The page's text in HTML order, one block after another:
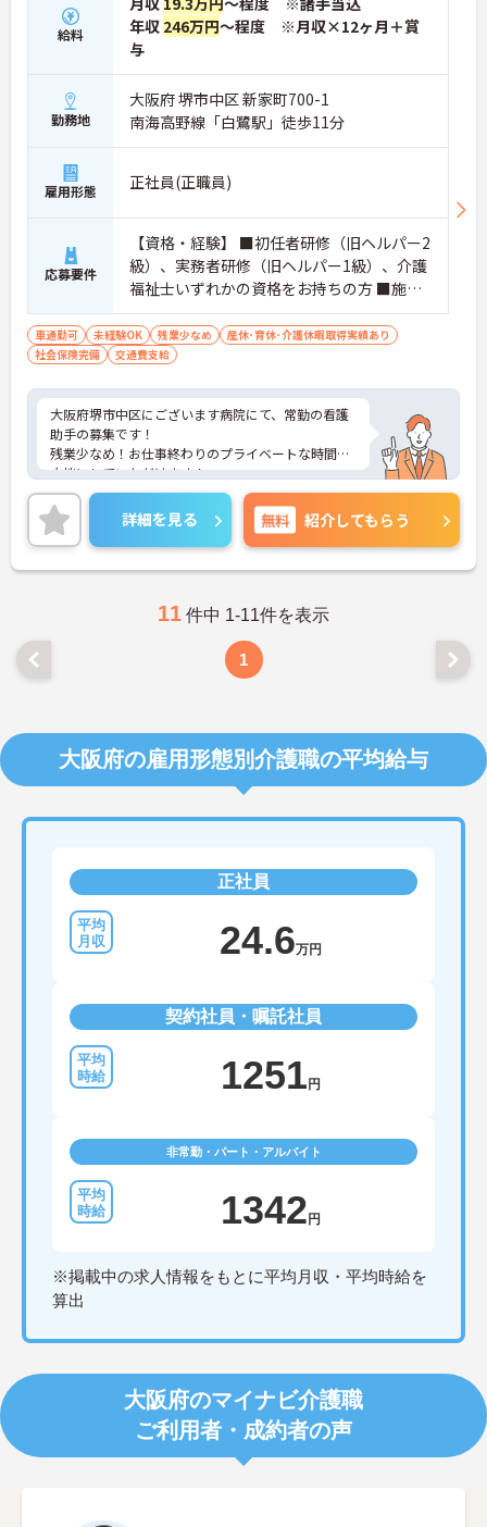
給料
年収 246万円～程度 ※月収×12ヶ月＋賞
与
勤務地
大阪府 堺市中区 新家町700-1
南海高野線「白鷺駅」徒歩11分
雇用形態 正社員(正職員)
応募要件
【資格・経験】 ■初任者研修（旧ヘルパー2
級）、実務者研修（旧ヘルパー1級）、介護
福祉士いずれかの資格をお持ちの方 ■施設
にて実務経験がある方
車通勤可 未経験OK 残業少なめ
産休･育休･介護休暇取得実績あり
社会保険完備
交通費支給
大阪府堺市中区にございます病院にて、常勤の看護
助手の募集です！
残業少なめ！お仕事終わりのプライベートな時間も
大拙にしていただけます！
通勤はマイカー利用OK◎駐車場も完備されているの
で、通勤ラクラクです♪
ご興味ある方には、面接対策ポイントなど、さらに
詳細をお話しいたしますのでお気軽にご相談くださ
い！
詳細を見る 無料 紹介してもらう
11 件中 1-11件を表示
1
大阪府の雇用形態別介護職の平均給与
正社員
24.6万円
契約社員・嘱託社員
1251 円
非常勤・パート・アルバイト
1342 円
※掲載中の求人情報をもとに平均月収・平均時給を
算出
大阪府のマイナビ介護職
ご利用者・成約者の声